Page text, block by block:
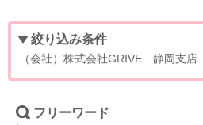
絞り込み条件
（会社）株式会社GRIVE 静岡支店
フリーワード